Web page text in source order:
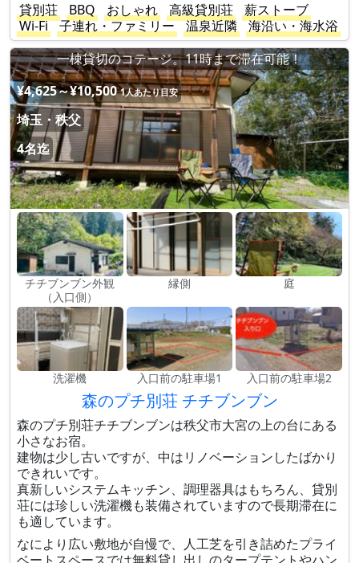
貸別荘
BBQ おしゃれ 高級貸別荘
薪ストーブ
Wi-Fi
子連れ・ファミリー 温泉近隣
海沿い・海水浴
一棟貸切のコテージ。11時まで滞在可能！
¥4,625～¥10,500 1人あたり目安
埼玉・秩父
4名迄
チチブンブン外観
（入口側）
縁側 庭
洗濯機 入口前の駐車場1 入口前の駐車場2
森のプチ別荘 チチブンブン
森のプチ別荘チチブンブンは秩父市大宮の上の台にある
小さなお宿。
建物は少し古いですが、中はリノベーションしたばかり
できれいです。
真新しいシステムキッチン、調理器具はもちろん、貸別
荘には珍しい洗濯機も装備されていますので長期滞在に
も適しています。
なにより広い敷地が自慢で、人工芝を引き詰めたプライ